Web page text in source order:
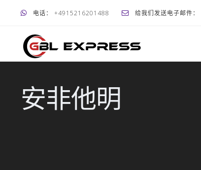
电话： +4915216201488 给我们发送电子邮件：
安非他明